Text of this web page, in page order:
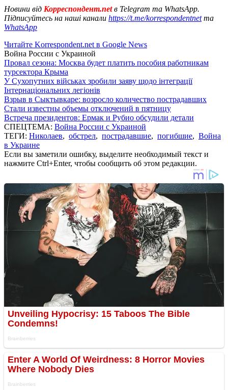
Новини від Корреспондент.netв Telegram та WhatsApp.
Підписуйтесь на наші канали https://t.me/korrespondentnetта
WhatsApp
Читайте Korrespondent.net в Google News
Война России с Украиной
Провал сезона: Москва будет платить пособия работникам
турсектора Крыма
У Сухопутних військах зробили заяву щодо інтеграції
Інтернаціональних легіонів
Взрыв в Сыктывкаре: возросло количество пострадавших
Стали известны объемы отключений в пятницу
Встреча президентов: Ермак и Рубио обсудили детали
СПЕЦТЕМА: Война России с Украиной
ТЕГИ: Николаев, обстрел, пострадавшие, погибшие, Война
в Украине
Если вы заметили ошибку, выделите необходимый текст и
нажмите Ctrl+Enter, чтобы сообщить об этом редакции.